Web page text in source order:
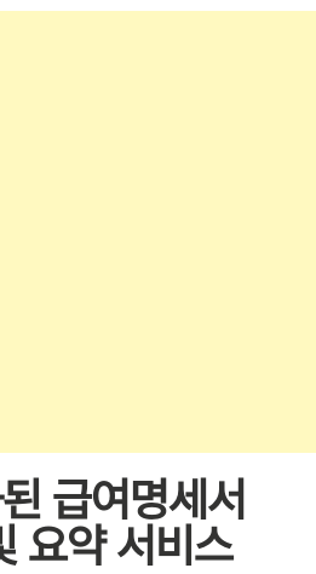
급여명세서
요약 서비스